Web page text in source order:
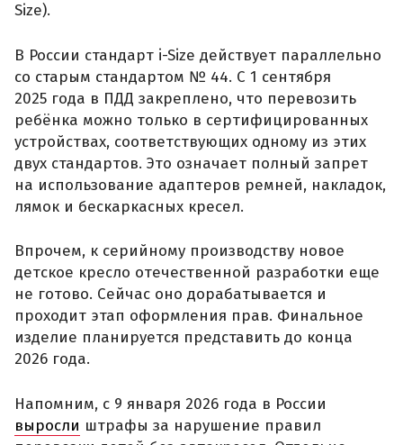
Size).
В России стандарт i-Size действует параллельно
со старым стандартом № 44. С 1 сентября
2025 года в ПДД закреплено, что перевозить
ребёнка можно только в сертифицированных
устройствах, соответствующих одному из этих
двух стандартов. Это означает полный запрет
на использование адаптеров ремней, накладок,
лямок и бескаркасных кресел.
Впрочем, к серийному производству новое
детское кресло отечественной разработки еще
не готово. Сейчас оно дорабатывается и
проходит этап оформления прав. Финальное
изделие планируется представить до конца
2026 года.
Напомним, с 9 января 2026 года в России
выросли штрафы за нарушение правил